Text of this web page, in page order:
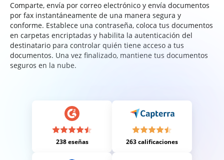
Comparte, envía por correo electrónico y envía documentos
por fax instantáneamente de una manera segura y
conforme. Establece una contraseña, coloca tus documentos
en carpetas encriptadas y habilita la autenticación del
destinatario para controlar quién tiene acceso a tus
documentos. Una vez finalizado, mantiene tus documentos
seguros en la nube.
238 eseñas 263 calificaciones